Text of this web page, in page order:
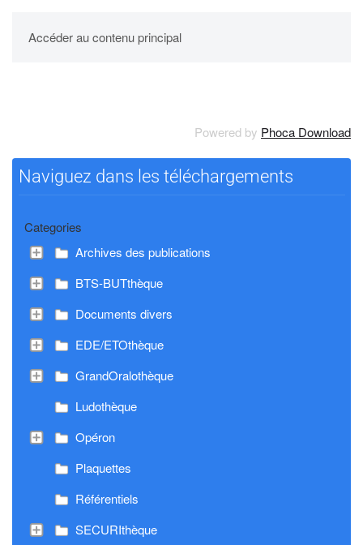
Accéder au contenu principal
UPBM
Powered by Phoca Download
Naviguez dans les téléchargements
Categories
Archives des publications
BTS-BUTthèque
Documents divers
EDE/ETOthèque
GrandOralothèque
Ludothèque
Opéron
Plaquettes
Référentiels
SECURIthèque